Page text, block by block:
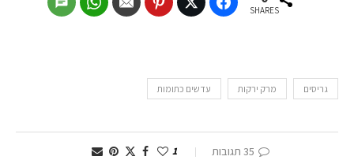
SHARES
גריסים מרק ירקות עדשים כתומות
35 תגובות 1